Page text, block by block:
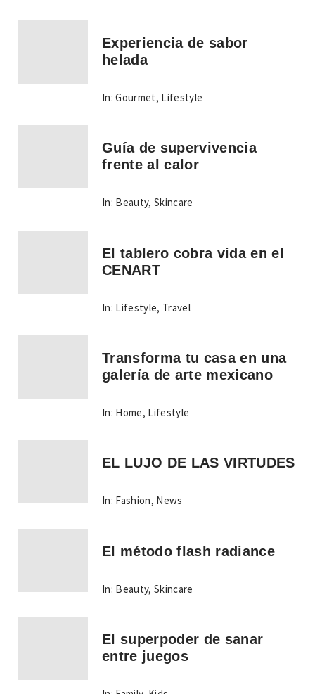
Experiencia de sabor
helada
In: Gourmet, Lifestyle
Guía de supervivencia
frente al calor
In: Beauty,Skincare
El tablero cobra vida en el
CENART
In: Lifestyle, Travel
Transforma tu casa en una
galería de arte mexicano
In: Home, Lifestyle
EL LUJO DE LAS VIRTUDES
In: Fashion, News
El método flash radiance
In: Beauty,Skincare
El superpoder de sanar
entre juegos